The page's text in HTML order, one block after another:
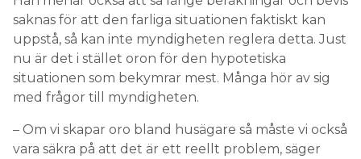
saknas för att den farliga situationen faktiskt kan
uppstå, så kan inte myndigheten reglera detta. Just
nu är det i stället oron för den hypotetiska
situationen som bekymrar mest. Många hör av sig
med frågor till myndigheten.
– Om vi skapar oro bland husägare så måste vi också
vara säkra på att det är ett reellt problem, säger